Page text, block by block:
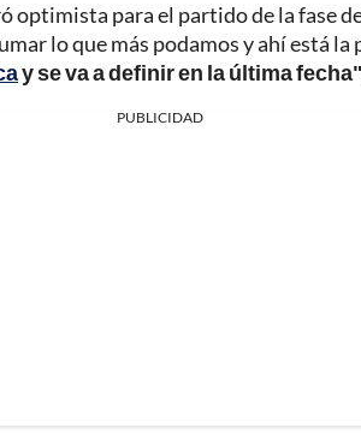
optimista para el partido de la fase
lo que más podamos y ahí está la
y se va a definir en la última
PUBLICIDAD